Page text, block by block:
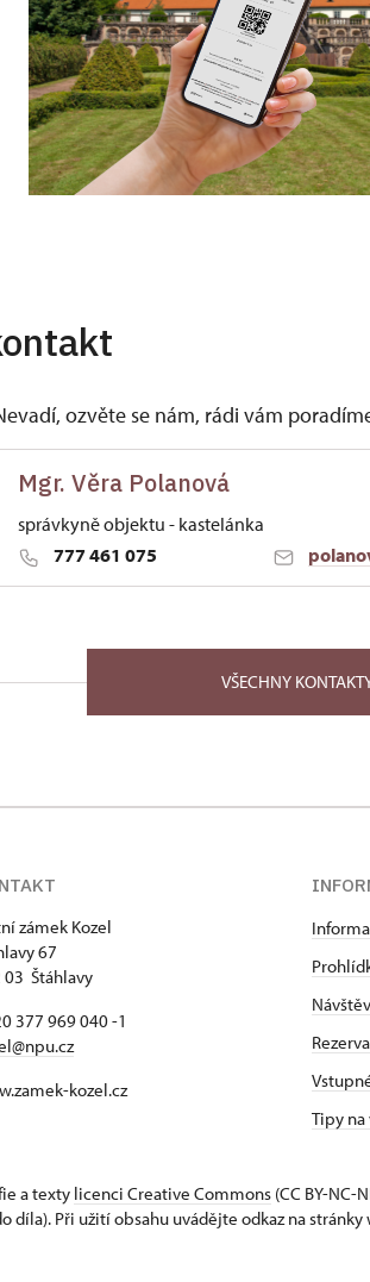
ozvěte se nám, rádi vám
Mgr. Věra Polanová
správkyně objektu - kastelánka
777 461 075
67 33203
VŠECHNY
zámek Kozel
67
03 Štáhlavy
377 969 040 -1
kozel.cz
Tipy
a texty licenci Creative Commons (CC BY-NC-
Při užití obsahu uvádějte odkaz na stránky